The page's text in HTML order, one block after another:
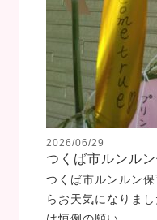
2026/06/29
つくば市ルンル
つくば市ルンルン
らお天気になりま